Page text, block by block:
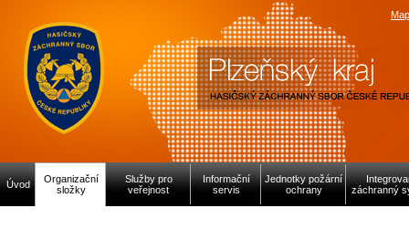
Úvod
Organizační
složky
Služby pro
veřejnost
Informační
servis
Jednotky požární
ochrany
záchranný